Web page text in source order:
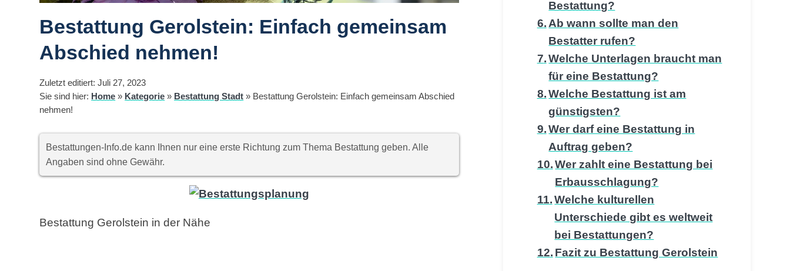
Bestattung Gerolstein: Einfach gemeinsam
Abschied nehmen!
Zuletzt editiert: Juli 27, 2023
Sie sind hier: Home » Kategorie » Bestattung Stadt » Bestattung Gerolstein: Einfach gemeinsam Abschied
nehmen!
Bestattungen-Info.de kann Ihnen nur eine erste Richtung zum Thema Bestattung geben. Alle
Angaben sind ohne Gewähr.
Bestattung Gerolstein in der Nähe
Bestattung?
Ab wann sollte man den
Bestatter rufen?
Welche Unterlagen braucht man
für eine Bestattung?
Welche Bestattung ist am
günstigsten?
Wer darf eine Bestattung in
Auftrag geben?
Wer zahlt eine Bestattung bei
Erbausschlagung?
Welche kulturellen
Unterschiede gibt es weltweit
bei Bestattungen?
Fazit zu Bestattung Gerolstein